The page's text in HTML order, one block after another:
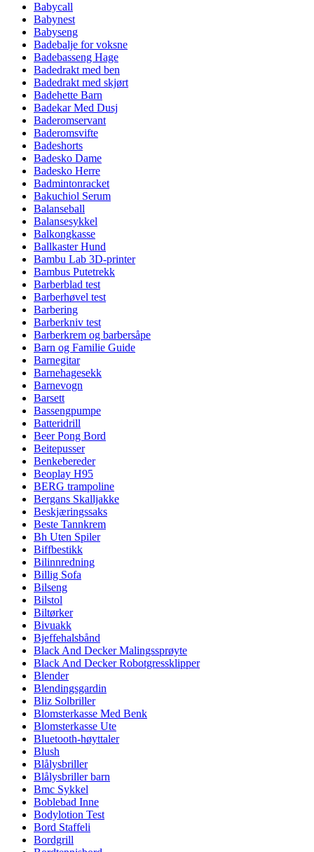
Babycall
Babynest
Babyseng
Badebalje for voksne
Badebasseng Hage
Badedrakt med ben
Badedrakt med skjørt
Badehette Barn
Badekar Med Dusj
Baderomservant
Baderomsvifte
Badeshorts
Badesko Dame
Badesko Herre
Badmintonracket
Bakuchiol Serum
Balanseball
Balansesykkel
Balkongkasse
Ballkaster Hund
Bambu Lab 3D-printer
Bambus Putetrekk
Barberblad test
Barberhøvel test
Barbering
Barberkniv test
Barberkrem og barbersåpe
Barn og Familie Guide
Barnegitar
Barnehagesekk
Barnevogn
Barsett
Bassengpumpe
Batteridrill
Beer Pong Bord
Beitepusser
Benkebereder
Beoplay H95
BERG trampoline
Bergans Skalljakke
Beskjæringssaks
Beste Tannkrem
Bh Uten Spiler
Biffbestikk
Bilinnredning
Billig Sofa
Bilseng
Bilstol
Biltørker
Bivuakk
Bjeffehalsbånd
Black And Decker Malingssprøyte
Black And Decker Robotgressklipper
Blender
Blendingsgardin
Bliz Solbriller
Blomsterkasse Med Benk
Blomsterkasse Ute
Bluetooth-høyttaler
Blush
Blålysbriller
Blålysbriller barn
Bmc Sykkel
Boblebad Inne
Bodylotion Test
Bord Staffeli
Bordgrill